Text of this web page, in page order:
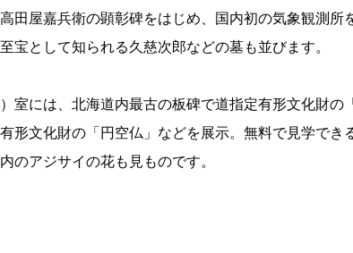
田屋嘉兵衛の顕彰碑をはじめ、国内初の気象観測所
宝として知られる久慈次郎などの墓も並びます。
室には、北海道内最古の板碑で道指定有形文化財の
形文化財の「円空仏」などを展示。無料で見学でき
のアジサイの花も見ものです。